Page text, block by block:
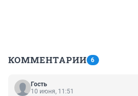
КОММЕНТАРИИ 6
Гость
10 июня, 11:51